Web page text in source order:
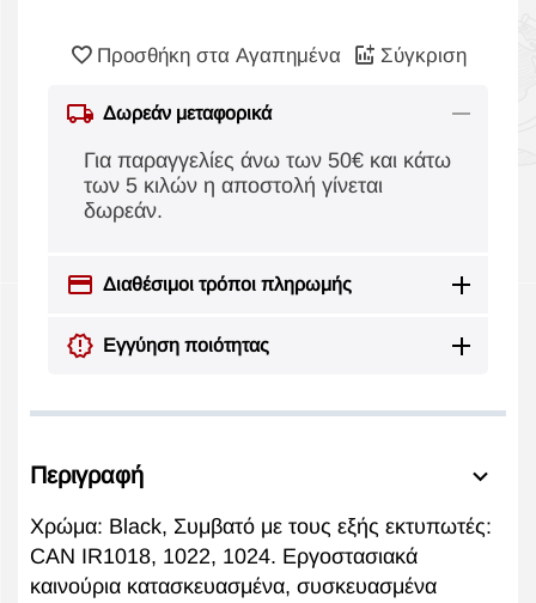
Προσθήκη στα Αγαπημένα Σύγκριση
Δωρεάν μεταφορικά
Για παραγγελίες άνω των 50€ και κάτω
των 5 κιλών η αποστολή γίνεται
δωρεάν.
Διαθέσιμοι τρόποι πληρωμής
Εγγύηση ποιότητας
Περιγραφή
Χρώμα: Black, Συμβατό με τους εξής εκτυπωτές:
CAN IR1018, 1022, 1024. Εργοστασιακά
καινούρια κατασκευασμένα, συσκευασμένα